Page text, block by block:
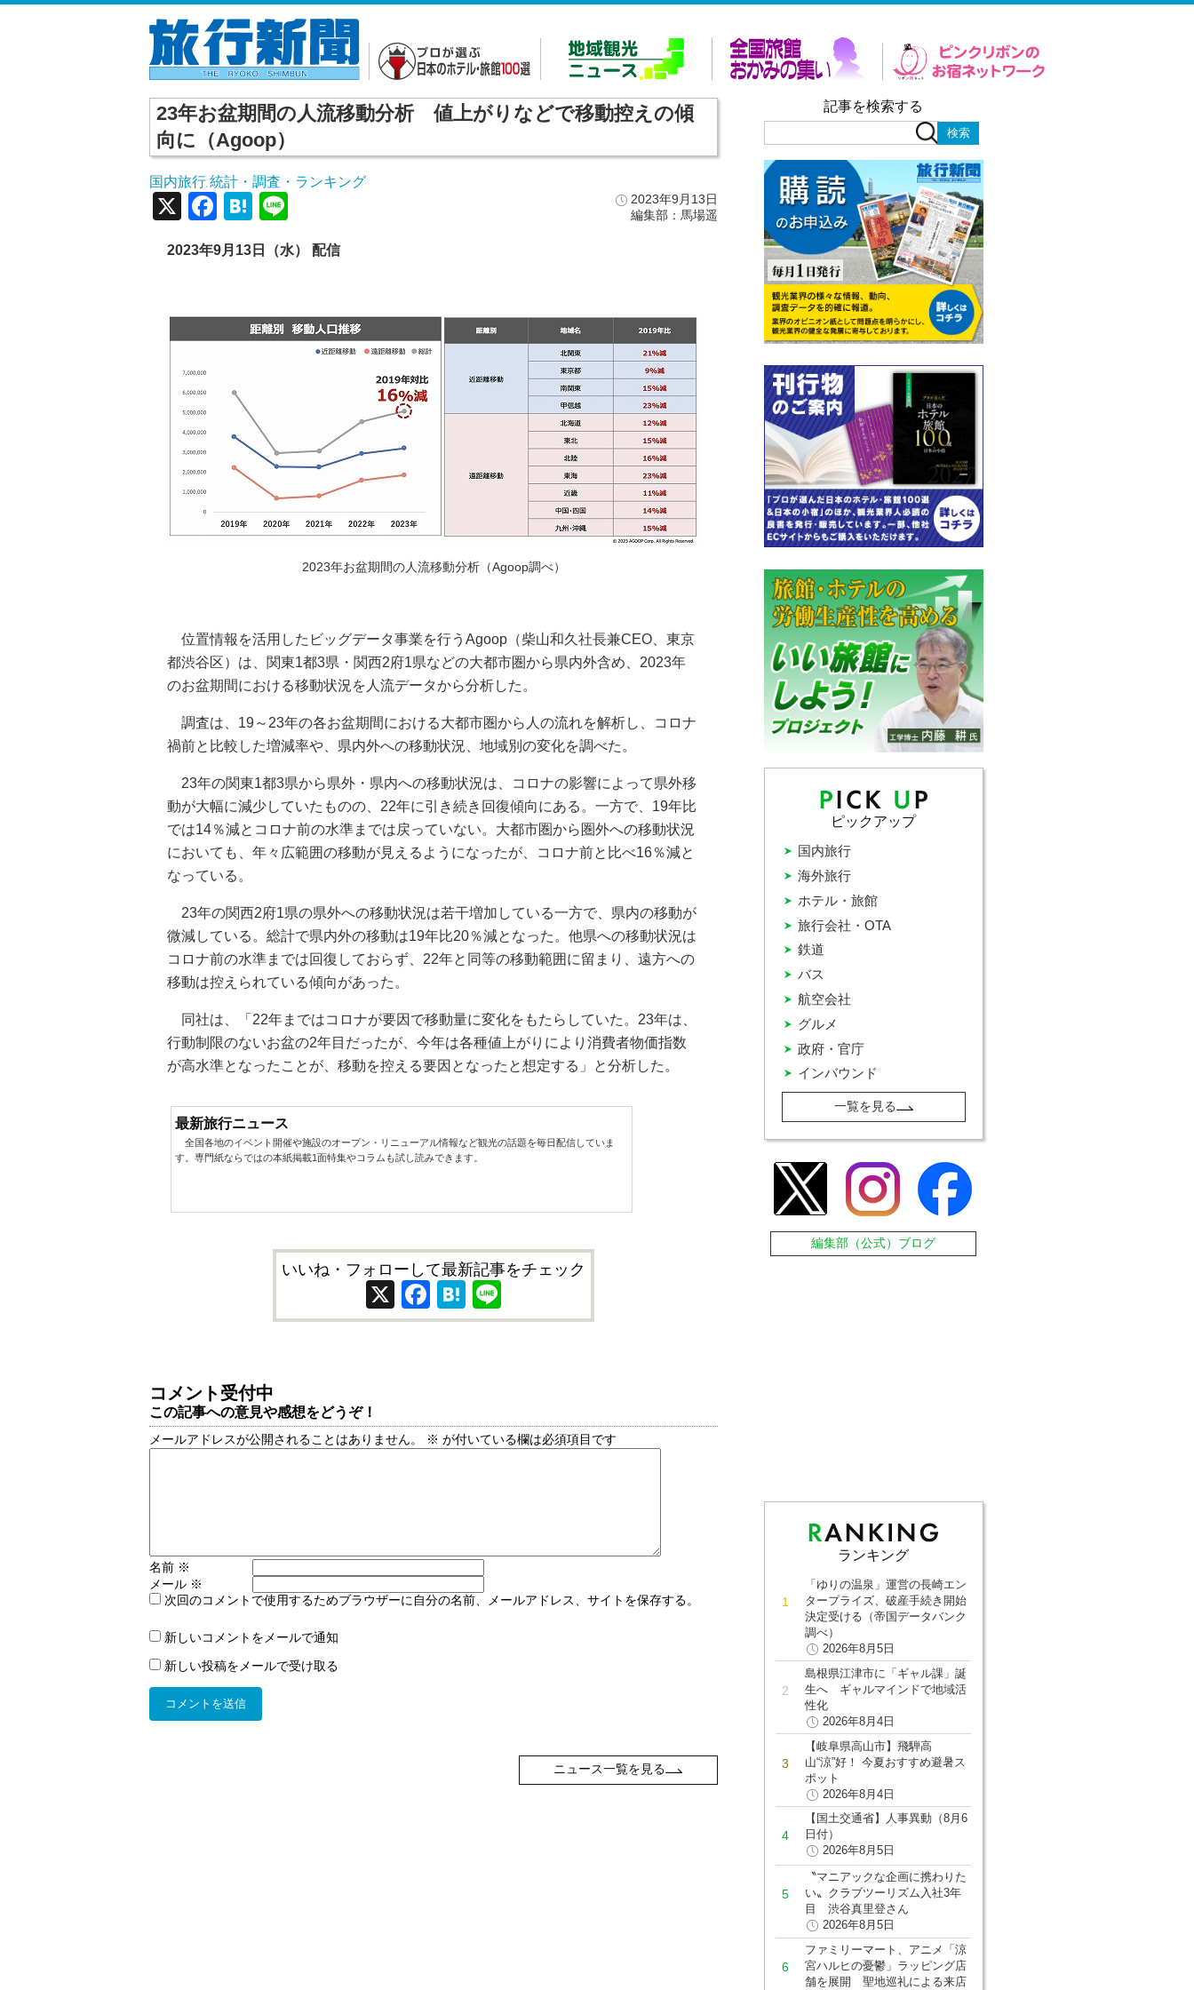
23年お盆期間の人流移動分析 値上がりなどで移動控えの傾
向に（Agoop）
国内旅行 ,統計・調査・ランキング
2023年9月13日
編集部：馬場遥
X Facebook
Hatena
2023年9月13日（水） 配信
2023年お盆期間の人流移動分析（Agoop調べ）
位置情報を活用したビッグデータ事業を行うAgoop（柴山和久社長兼CEO、東京
都渋谷区）は、関東1都3県・関西2府1県などの大都市圏から県内外含め、2023年
のお盆期間における移動状況を人流データから分析した。
調査は、19～23年の各お盆期間における大都市圏から人の流れを解析し、コロナ
禍前と比較した増減率や、県内外への移動状況、地域別の変化を調べた。
23年の関東1都3県から県外・県内への移動状況は、コロナの影響によって県外移
動が大幅に減少していたものの、22年に引き続き回復傾向にある。一方で、19年比
では14％減とコロナ前の水準までは戻っていない。大都市圏から圏外への移動状況
においても、年々広範囲の移動が見えるようになったが、コロナ前と比べ16％減と
なっている。
23年の関西2府1県の県外への移動状況は若干増加している一方で、県内の移動が
微減している。総計で県内外の移動は19年比20％減となった。他県への移動状況は
コロナ前の水準までは回復しておらず、22年と同等の移動範囲に留まり、遠方への
移動は控えられている傾向があった。
同社は、「22年まではコロナが要因で移動量に変化をもたらしていた。23年は、
行動制限のないお盆の2年目だったが、今年は各種値上がりにより消費者物価指数
が高水準となったことが、移動を控える要因となったと想定する」と分析した。
最新旅行ニュース
全国各地のイベント開催や施設のオープン・リニューアル情報など観光の話題を毎日配信していま
す。専門紙ならではの本紙掲載1面特集やコラムも試し読みできます。
いいね・フォローして最新記事をチェック
X Facebook
Hatena
コメント受付中
この記事への意見や感想をどうぞ！
メールアドレスが公開されることはありません。 ※ が付いている欄は必須項目です
名前 ※
メール ※
次回のコメントで使用するためブラウザーに自分の名前、メールアドレス、サイトを保存する。
新しいコメントをメールで通知
新しい投稿をメールで受け取る
ニュース一覧を見る
記事を検索する
ピックアップ
インバウンド
グルメ
バス
ホテル・旅館
国内旅行
政府・官庁
旅行会社・OTA
海外旅行
航空会社
鉄道
一覧を見る
編集部（公式）ブログ
ランキング
「ゆりの温泉」運営の長崎エン
タープライズ、破産手続き開始
決定受ける（帝国データバンク
調べ）
2026年8月5日
島根県江津市に「ギャル課」誕
生へ ギャルマインドで地域活
性化
2026年8月4日
【岐阜県高山市】飛騨高
山“涼”好！ 今夏おすすめ避暑ス
ポット
2026年8月4日
【国土交通省】人事異動（8月6
日付）
2026年8月5日
〝マニアックな企画に携わりた
い〟クラブツーリズム入社3年
目 渋谷真里登さん
2026年8月5日
ファミリーマート、アニメ「涼
宮ハルヒの憂鬱」ラッピング店
舗を展開 聖地巡礼による来店